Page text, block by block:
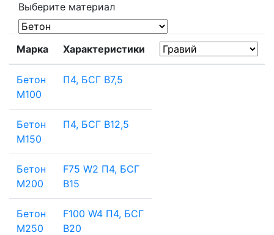
Выберите материал
Марка Характеристики
Бетон
М100
П4, БСГ В7,5
Бетон
М150
П4, БСГ В12,5
Бетон
М200
F75 W2 П4, БСГ
В15
Бетон
М250
F100 W4 П4, БСГ
В20